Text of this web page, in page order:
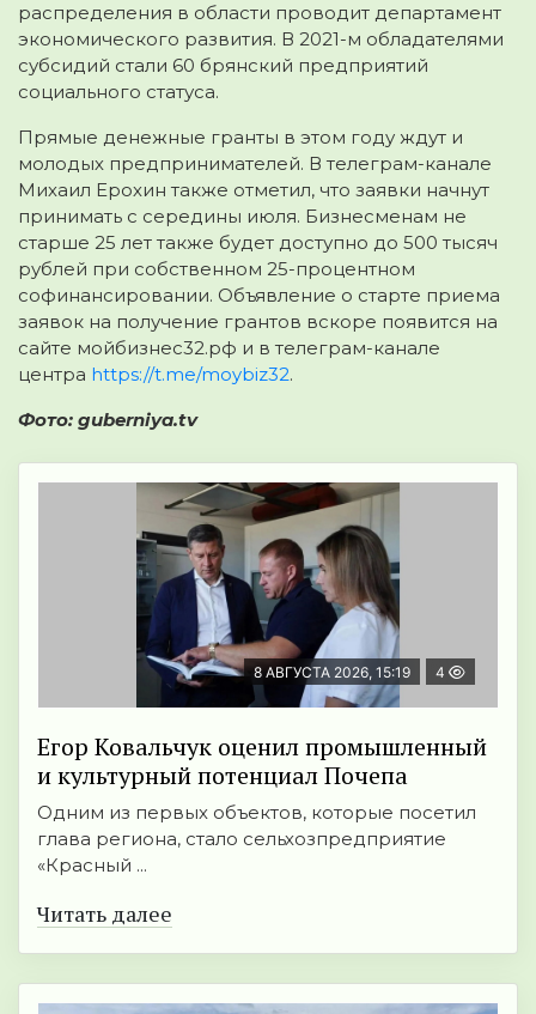
распределения в области проводит департамент
экономического развития. В 2021-м обладателями
субсидий стали 60 брянский предприятий
социального статуса.
Прямые денежные гранты в этом году ждут и
молодых предпринимателей. В телеграм-канале
Михаил Ерохин также отметил, что заявки начнут
принимать с середины июля. Бизнесменам не
старше 25 лет также будет доступно до 500 тысяч
рублей при собственном 25-процентном
софинансировании. Объявление о старте приема
заявок на получение грантов вскоре появится на
сайте мойбизнес32.рф и в телеграм-канале
центра https://t.me/moybiz32.
Фото: guberniya.tv
8 АВГУСТА 2026, 15:19 4
Егор Ковальчук оценил промышленный
и культурный потенциал Почепа
Одним из первых объектов, которые посетил
глава региона, стало сельхозпредприятие
«Красный ...
Читать далее